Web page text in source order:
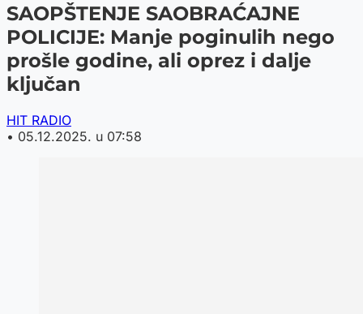
SAOPŠTENJE SAOBRAĆAJNE
POLICIJE: Manje poginulih nego
prošle godine, ali oprez i dalje
ključan
HIT RADIO
• 05.12.2025. u 07:58